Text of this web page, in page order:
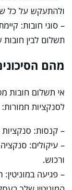
ולהתעקש על כל
– סוגי חובות:
תשלום לבין חובות
מהם
אי תשלום חובות
לסנקציות חמורות:
– קנסות:
– עיקולים:
ורכוש.
– פגיעה